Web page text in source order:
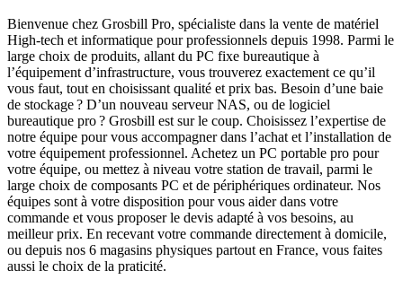
Bienvenue chez Grosbill Pro, spécialiste dans la vente de matériel
High-tech et informatique pour professionnels depuis 1998. Parmi le
large choix de produits, allant du PC fixe bureautique à
l’équipement d’infrastructure, vous trouverez exactement ce qu’il
vous faut, tout en choisissant qualité et prix bas. Besoin d’une baie
de stockage ? D’un nouveau serveur NAS, ou de logiciel
bureautique pro ? Grosbill est sur le coup. Choisissez l’expertise de
notre équipe pour vous accompagner dans l’achat et l’installation de
votre équipement professionnel. Achetez un PC portable pro pour
votre équipe, ou mettez à niveau votre station de travail, parmi le
large choix de composants PC et de périphériques ordinateur. Nos
équipes sont à votre disposition pour vous aider dans votre
commande et vous proposer le devis adapté à vos besoins, au
meilleur prix. En recevant votre commande directement à domicile,
ou depuis nos 6 magasins physiques partout en France, vous faites
aussi le choix de la praticité.